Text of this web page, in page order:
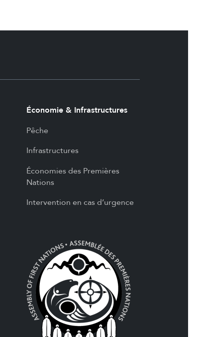
Économie & Infrastructures
Pêche
Infrastructures
Économies des Premières
Nations
Intervention en cas d’urgence